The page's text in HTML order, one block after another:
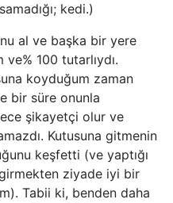
kedi.)
al ve başka bir yere
100 tutarlıydı.
koyduğum zaman
bir süre onunla
şikayetçi olur ve
Kutusuna gitmenin
keşfetti (ve yaptığı
ziyade iyi bir
Tabii ki, benden daha